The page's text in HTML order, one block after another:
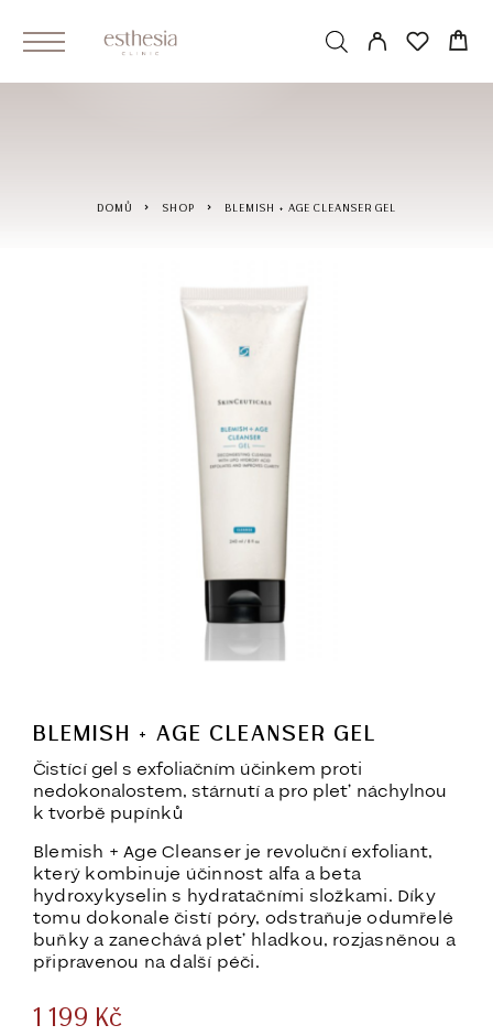
DOMŮ SHOP BLEMISH + AGE CLEANSER GEL
BLEMISH + AGE CLEANSER GEL
Čistící gel s exfoliačním účinkem proti
nedokonalostem, stárnutí a pro pleť náchylnou
k tvorbě pupínků
Blemish + Age Cleanser je revoluční exfoliant,
který kombinuje účinnost alfa a beta
hydroxykyselin s hydratačními složkami. Díky
tomu dokonale čistí póry, odstraňuje odumřelé
buňky a zanechává pleť hladkou, rozjasněnou a
připravenou na další péči.
1 199 Kč